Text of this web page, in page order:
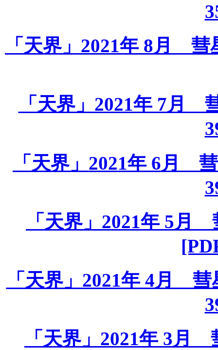
「天界」2021年 8月
「天界」2021年 7月
「天界」2021年 6月
「天界」2021年 5
「天界」2021年 4月
「天界」2021年 3月